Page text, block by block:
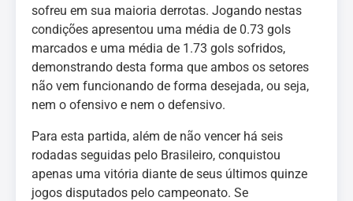
sofreu em sua maioria derrotas. Jogando nestas
condições apresentou uma média de 0.73 gols
marcados e uma média de 1.73 gols sofridos,
demonstrando desta forma que ambos os setores
não vem funcionando de forma desejada, ou seja,
nem o ofensivo e nem o defensivo.
Para esta partida, além de não vencer há seis
rodadas seguidas pelo Brasileiro, conquistou
apenas uma vitória diante de seus últimos quinze
jogos disputados pelo campeonato. Se